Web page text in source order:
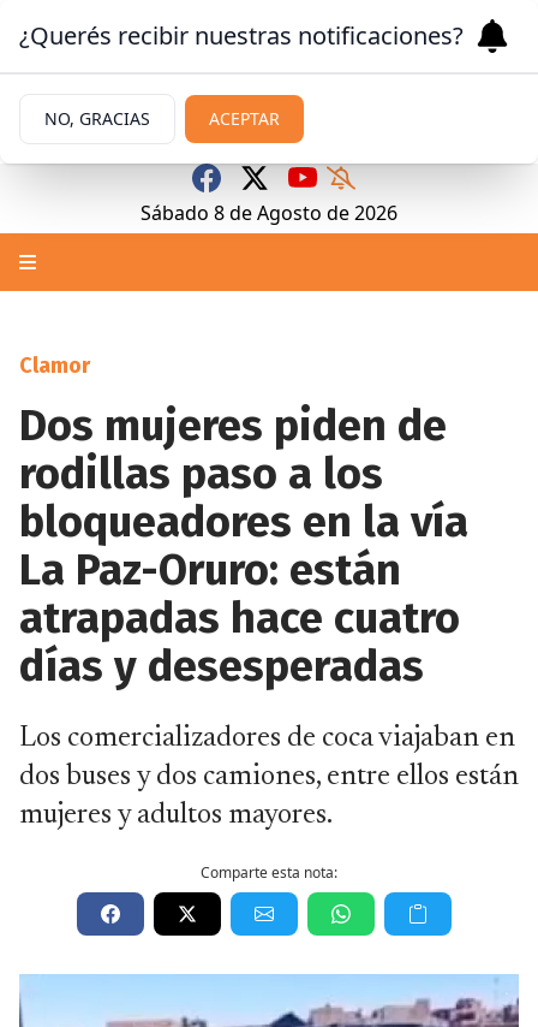
Sábado 8deAgosto de 2026
Clamor
Dos mujeres piden de
rodillas paso a los
bloqueadores en la vía
La Paz-Oruro: están
atrapadas hace cuatro
días y desesperadas
Los comercializadores de coca viajaban en
dos buses y dos camiones, entre ellos están
mujeres y adultos mayores.
Comparte esta nota:
¿Querés recibir nuestras notificaciones?
NO, GRACIAS ACEPTAR